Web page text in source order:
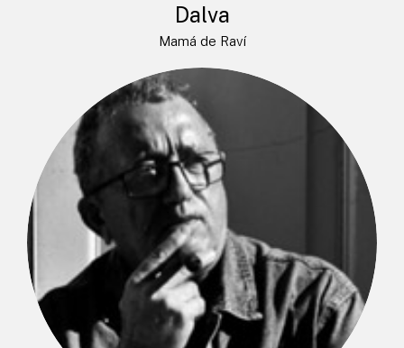
Dalva
Mamá de Raví